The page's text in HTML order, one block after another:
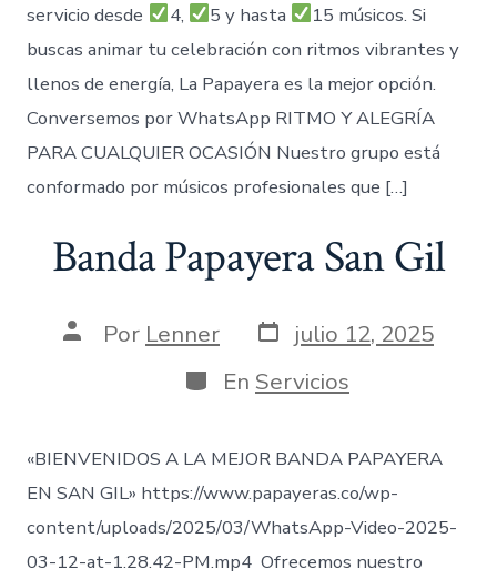
servicio desde
4, 5 y hasta
15 músicos. Si
buscas animar tu celebración con ritmos vibrantes y
llenos de energía, La Papayera es la mejor opción.
Conversemos por WhatsApp RITMO Y ALEGRÍA
PARA CUALQUIER OCASIÓN Nuestro grupo está
conformado por músicos profesionales que […]
Banda Papayera San Gil
AutorPor Lenner Fecha
de
publicación
julio 12, 2025
Categorías
En Servicios
«BIENVENIDOS A LA MEJOR BANDA PAPAYERA
EN SAN GIL» https://www.papayeras.co/wp-
content/uploads/2025/03/WhatsApp-Video-2025-
03-12-at-1.28.42-PM.mp4 Ofrecemos nuestro